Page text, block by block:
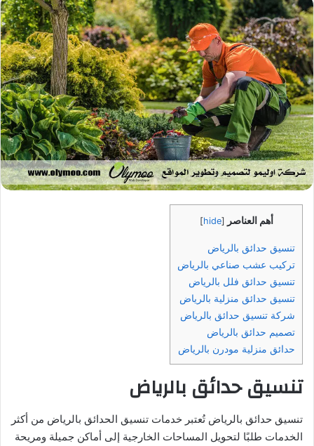
أهم العناصر [
hide
]
تنسيق حدائق بالرياض
تركيب عشب صناعي بالرياض
تنسيق حدائق فلل بالرياض
تنسيق حدائق منزلية بالرياض
شركة تنسيق حدائق بالرياض
تصميم حدائق بالرياض
حدائق منزلية مودرن بالرياض
تنسيق حدائق بالرياض
تنسيق حدائق بالرياض تُعتبر خدمات تنسيق الحدائق بالرياض من أكثر
الخدمات طلبًا لتحويل المساحات الخارجية إلى أماكن جميلة ومريحة